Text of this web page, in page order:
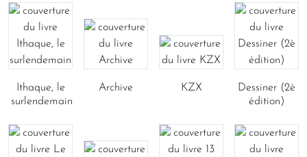
Ithaque, le
surlendemain
Archive KZX
Dessiner (2è
édition)